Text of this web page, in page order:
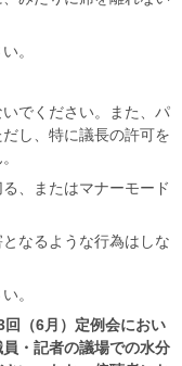
。
でください。また、パ
し、特に議長の許可を
、またはマナーモード
なるような行為はしな
。
（6月）定例会におい
・記者の議場での水分